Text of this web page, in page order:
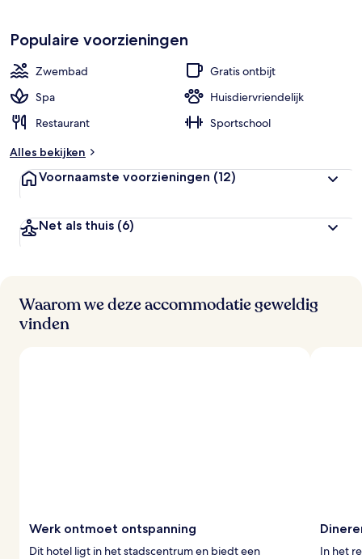
Populaire voorzieningen
Zwembad
Gratis ontbijt
Spa
Huisdiervriendelijk
Restaurant
Sportschool
Alles bekijken
Voornaamste voorzieningen (12)
Net als thuis (6)
Waarom we deze accommodatie geweldig
vinden
Werk ontmoet ontspanning
Dit hotel ligt in het stadscentrum en biedt een
In het